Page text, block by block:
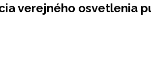
verejného osvetlenia